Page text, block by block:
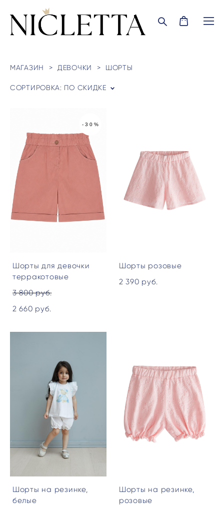
МАГАЗИН > ДЕВОЧКИ > ШОРТЫ
СОРТИРОВКА: ПО СКИДКЕ
-30%
Шорты для девочки
терракотовые
3 800 pуб.
2 660 pуб.
Шорты розовые
2 390 pуб.
Шорты на резинке,
белые
Шорты на резинке,
розовые